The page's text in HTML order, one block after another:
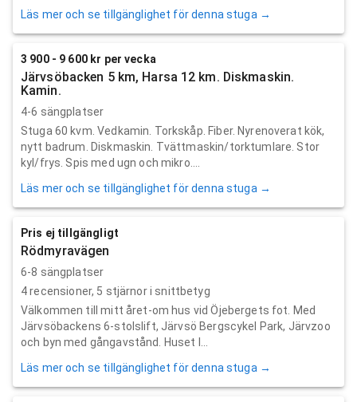
Läs mer och se tillgänglighet för denna stuga →
3 900 - 9 600 kr per vecka
Järvsöbacken 5 km, Harsa 12 km. Diskmaskin.
Kamin.
4-6 sängplatser
Stuga 60 kvm. Vedkamin. Torkskåp. Fiber. Nyrenoverat kök,
nytt badrum. Diskmaskin. Tvättmaskin/torktumlare. Stor
kyl/frys. Spis med ugn och mikro....
Läs mer och se tillgänglighet för denna stuga →
Pris ej tillgängligt
Rödmyravägen
6-8 sängplatser
4recensioner, 5 stjärnor i snittbetyg
Välkommen till mitt året-om hus vid Öjebergets fot. Med
Järvsöbackens 6-stolslift, Järvsö Bergscykel Park, Järvzoo
och byn med gångavstånd. Huset l...
Läs mer och se tillgänglighet för denna stuga →